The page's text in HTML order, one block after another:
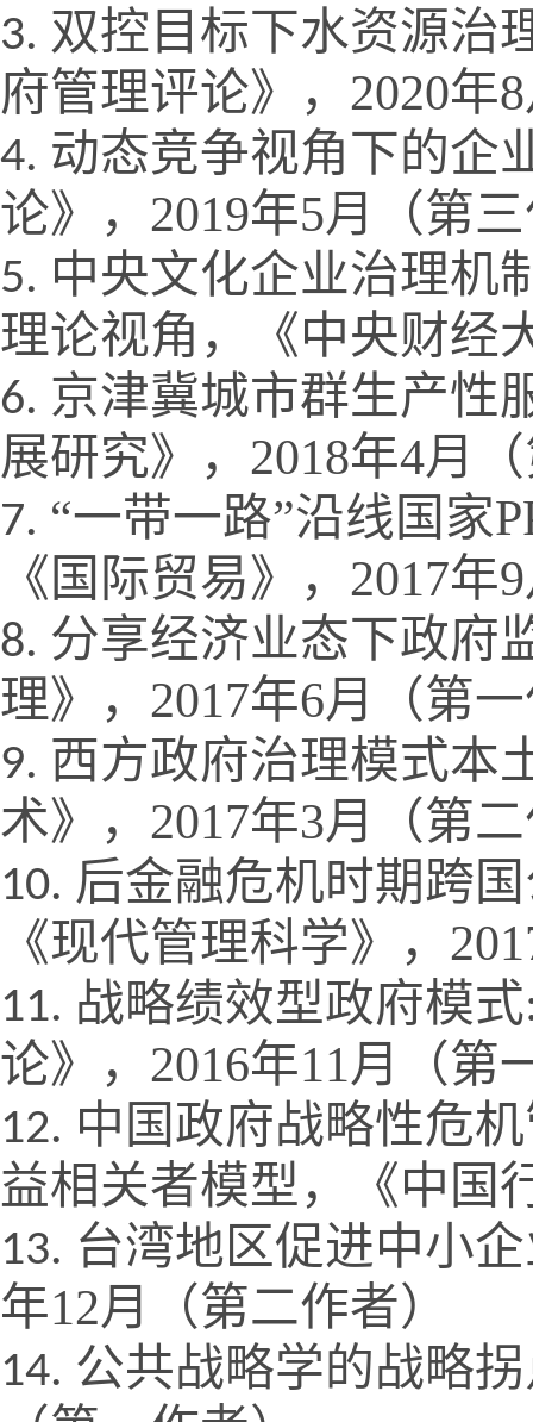
双控目标下水资源治
府管理评论》， 2020年8
动态竞争视角下的企
论》， 2019年5月（第
中央文化企业治理
理论视角，《中央财经
京津冀城市群生产性
展研究》， 2018年4月
“一带一路”沿线国家
《国际贸易》， 2017年9
分享经济业态下政府
理》， 2017年6月（第
西方政府治理模式本
术》， 2017年3月（第
后金融危机时期跨
《现代管理科学》，
战略绩效型政府模
论》，2016年11月（第
中国政府战略性危
益相关者模型，《中国
台湾地区促进中小
年12月（第二作者）
公共战略学的战略